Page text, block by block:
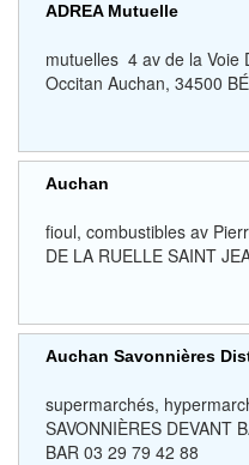
ADREA Mutuelle
mutuelles 4 av de la Voie
Occitan Auchan, 34500
Auchan
fioul, combustibles av
DE LA RUELLE SAINT
Auchan Savonnières
supermarchés,
SAVONNIÈRES DEVANT
BAR 03 29 79 42 88